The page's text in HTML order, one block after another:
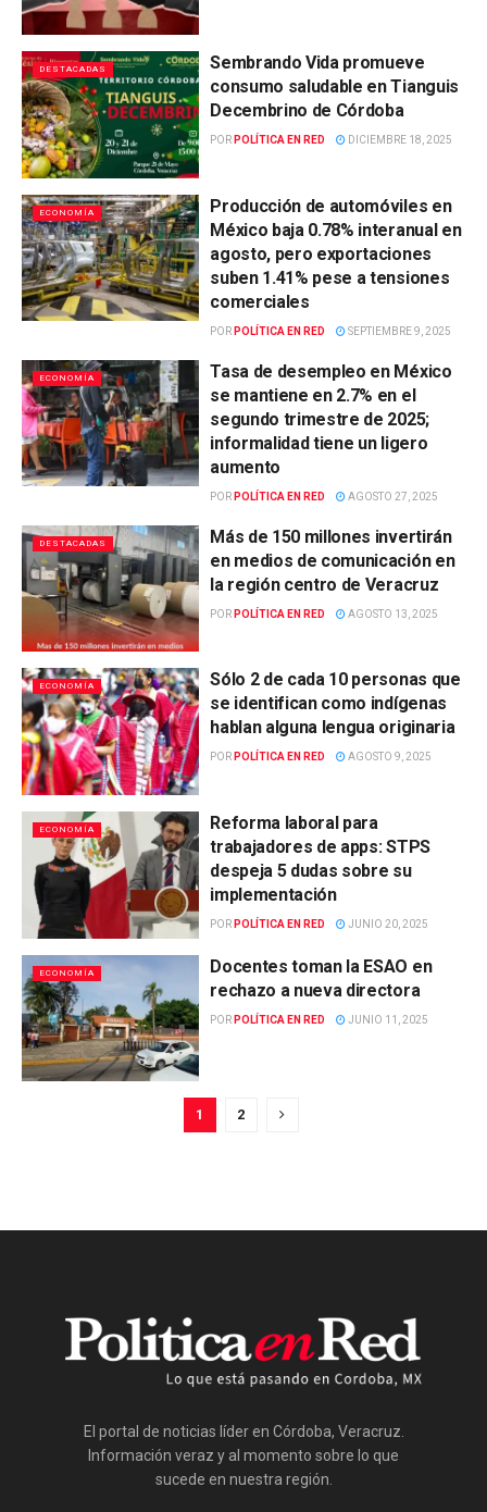
DESTACADAS
Sembrando Vida promueve
consumo saludable en Tianguis
Decembrino de Córdoba
POR POLÍTICA EN RED DICIEMBRE 18, 2025
ECONOMÍA
Producción de automóviles en
México baja 0.78% interanual en
agosto, pero exportaciones
suben 1.41% pese a tensiones
comerciales
POR POLÍTICA EN RED SEPTIEMBRE 9, 2025
ECONOMÍA
Tasa de desempleo en México
se mantiene en 2.7% en el
segundo trimestre de 2025;
informalidad tiene un ligero
aumento
POR POLÍTICA EN RED AGOSTO 27, 2025
DESTACADAS
Más de 150 millones invertirán
en medios de comunicación en
la región centro de Veracruz
POR POLÍTICA EN RED AGOSTO 13, 2025
ECONOMÍA
Sólo 2 de cada 10 personas que
se identifican como indígenas
hablan alguna lengua originaria
POR POLÍTICA EN RED AGOSTO 9, 2025
ECONOMÍA
Reforma laboral para
trabajadores de apps: STPS
despeja 5 dudas sobre su
implementación
POR POLÍTICA EN RED JUNIO 20, 2025
ECONOMÍA
Docentes toman la ESAO en
rechazo a nueva directora
POR POLÍTICA EN RED JUNIO 11, 2025
1 2
El portal de noticias líder en Córdoba, Veracruz.
Información veraz y al momento sobre lo que
sucede en nuestra región.